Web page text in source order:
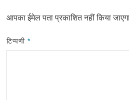
आपका ईमेल पता प्रकाशित नहीं किया
टिप्पणी*